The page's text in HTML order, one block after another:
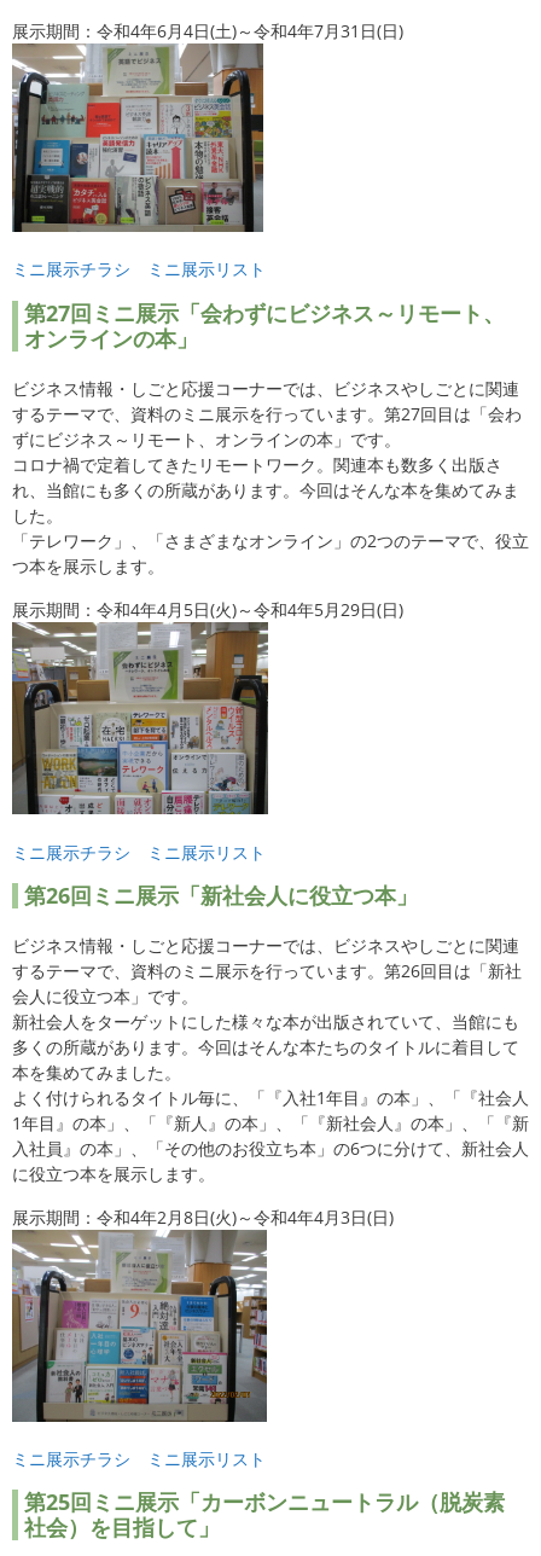
展示期間：令和4年6月4日(土)～令和4年7月31日(日)
ミニ展示チラシ ミニ展示リスト
第27回ミニ展示「会わずにビジネス～リモート、
オンラインの本」
ビジネス情報・しごと応援コーナーでは、ビジネスやしごとに関連
するテーマで、資料のミニ展示を行っています。第27回目は「会わ
ずにビジネス～リモート、オンラインの本」です。
コロナ禍で定着してきたリモートワーク。関連本も数多く出版さ
れ、当館にも多くの所蔵があります。今回はそんな本を集めてみま
した。
「テレワーク」、「さまざまなオンライン」の2つのテーマで、役立
つ本を展示します。
展示期間：令和4年4月5日(火)～令和4年5月29日(日)
ミニ展示チラシ ミニ展示リスト
第26回ミニ展示「新社会人に役立つ本」
ビジネス情報・しごと応援コーナーでは、ビジネスやしごとに関連
するテーマで、資料のミニ展示を行っています。第26回目は「新社
会人に役立つ本」です。
新社会人をターゲットにした様々な本が出版されていて、当館にも
多くの所蔵があります。今回はそんな本たちのタイトルに着目して
本を集めてみました。
よく付けられるタイトル毎に、「『入社1年目』の本」、「『社会人
1年目』の本」、「『新人』の本」、「『新社会人』の本」、「『新
入社員』の本」、「その他のお役立ち本」の6つに分けて、新社会人
に役立つ本を展示します。
展示期間：令和4年2月8日(火)～令和4年4月3日(日)
ミニ展示チラシ ミニ展示リスト
第25回ミニ展示「カーボンニュートラル（脱炭素
社会）を目指して」